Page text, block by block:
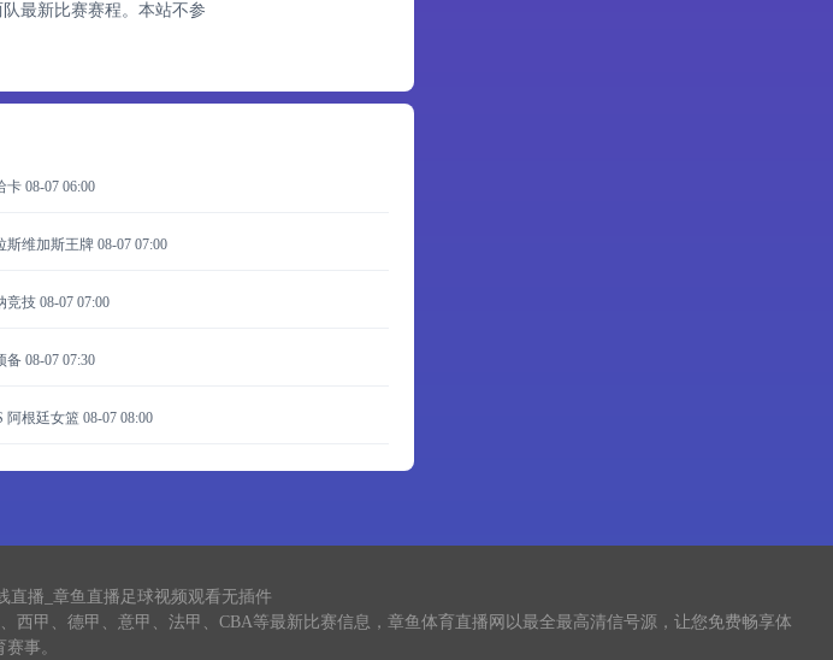
最新比赛赛程。本站不参
卡08-07 06:00
斯维加斯王牌08-07 07:00
竞技08-07 07:00
备08-07 07:30
阿根廷女篮08-07 08:00
直播_章鱼直播足球视频观看无插件
甲、德甲、意甲、法甲、CBA等最新比赛信息，章鱼体育直播网以最全最高清信号源，让您免费畅享体
赛事。